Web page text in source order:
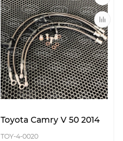
Toyota Camry V 50 2014
TOY-4-0020